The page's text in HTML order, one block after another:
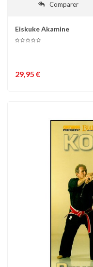
Comparer
Eiskuke Akamine
29,95 €